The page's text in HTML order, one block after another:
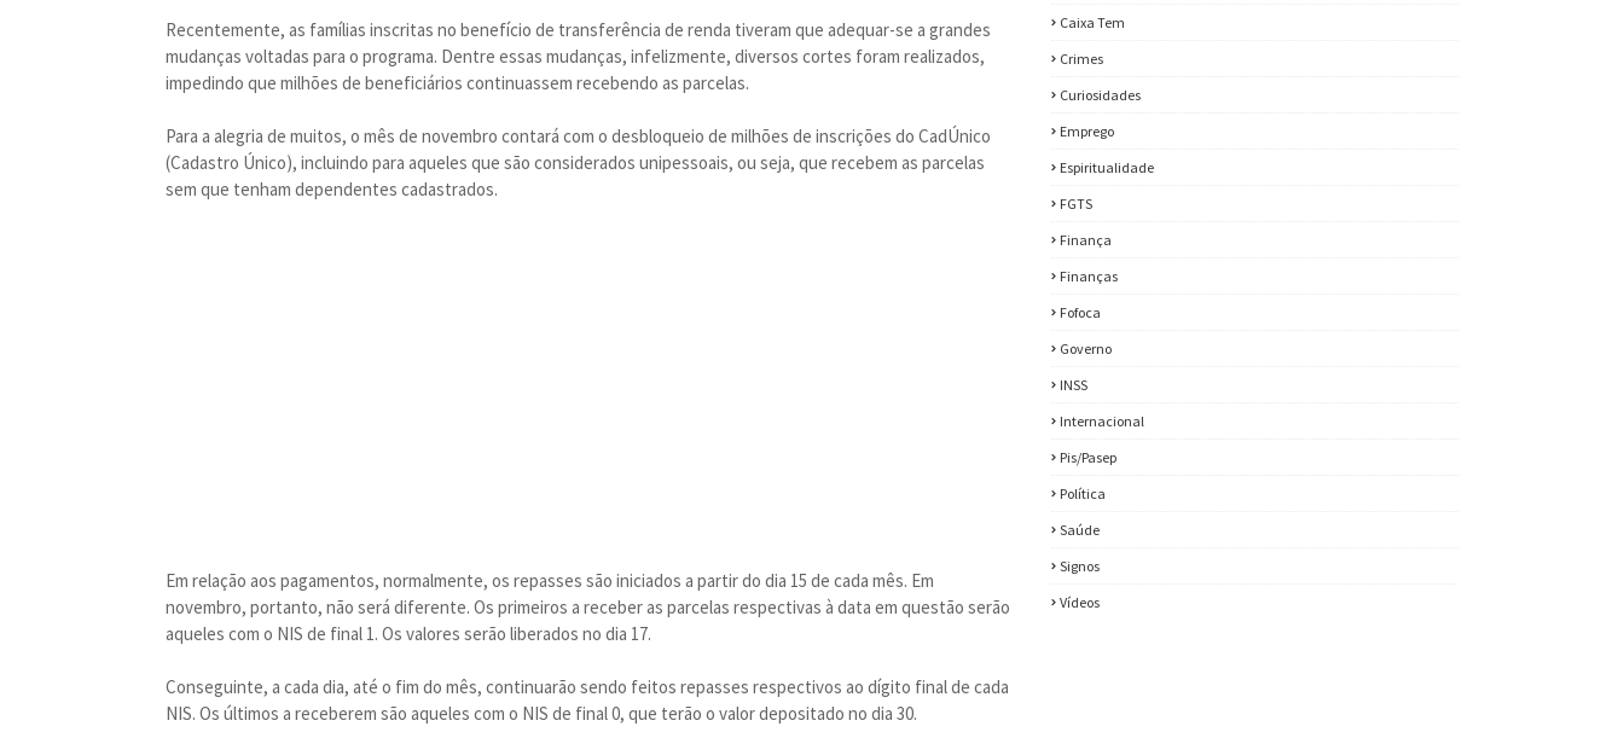
Recentemente, as famílias inscritas no benefício de transferência de renda tiveram que adequar-se a grandes
mudanças voltadas para o programa. Dentre essas mudanças, infelizmente, diversos cortes foram realizados,
impedindo que milhões de beneficiários continuassem recebendo as parcelas.
Para a alegria de muitos, o mês de novembro contará com o desbloqueio de milhões de inscrições do CadÚnico
(Cadastro Único), incluindo para aqueles que são considerados unipessoais, ou seja, que recebem as parcelas
sem que tenham dependentes cadastrados.
Em relação aos pagamentos, normalmente, os repasses são iniciados a partir do dia 15 de cada mês. Em
novembro, portanto, não será diferente. Os primeiros a receber as parcelas respectivas à data em questão serão
aqueles com o NIS de final 1. Os valores serão liberados no dia 17.
Conseguinte, a cada dia, até o fim do mês, continuarão sendo feitos repasses respectivos ao dígito final de cada
NIS. Os últimos a receberem são aqueles com o NIS de final 0, que terão o valor depositado no dia 30.
Caixa Tem
Crimes
Curiosidades
Emprego
Espiritualidade
FGTS
Finança
Finanças
Fofoca
Governo
INSS
Internacional
Pis/Pasep
Política
Saúde
Signos
Vídeos